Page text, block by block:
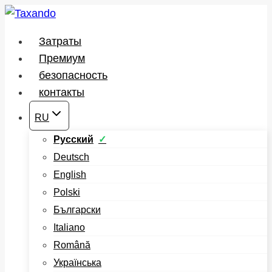
Перейти
содержимому
Затраты
Премиум
безопасность
контакты
RU
Русский
Deutsch
English
Polski
Български
Italiano
Română
Українська